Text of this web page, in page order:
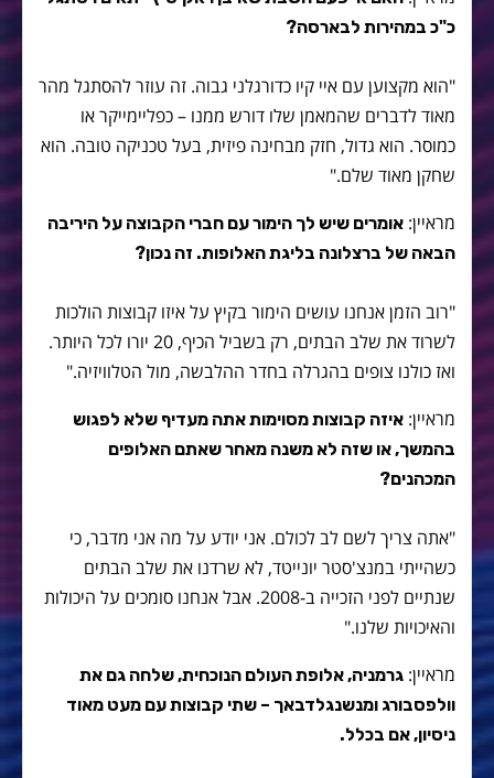
כ"כ במהירות לבארסה?
"הוא מקצוען עם איי קיו כדורגלני גבוה. זה עוזר להסתגל מהר
מאוד לדברים שהמאמן שלו דורש ממנו – כפליימייקר או
כמוסר. הוא גדול, חזק מבחינה פיזית, בעל טכניקה טובה. הוא
שחקן מאוד שלם."
מראיין: אומרים שיש לך הימור עם חברי הקבוצה על היריבה
הבאה של ברצלונה בליגת האלופות. זה נכון?
"רוב הזמן אנחנו עושים הימור בקיץ על איזו קבוצות הולכות
לשרוד את שלב הבתים, רק בשביל הכיף, 20 יורו לכל היותר.
ואז כולנו צופים בהגרלה בחדר ההלבשה, מול הטלוויזיה."
מראיין: איזה קבוצות מסוימות אתה מעדיף שלא לפגוש
בהמשך, או שזה לא משנה מאחר שאתם האלופים
המכהנים?
"אתה צריך לשם לב לכולם. אני יודע על מה אני מדבר, כי
כשהייתי במנצ'סטר יונייטד, לא שרדנו את שלב הבתים
שנתיים לפני הזכייה ב-2008. אבל אנחנו סומכים על היכולות
והאיכויות שלנו."
מראיין: גרמניה, אלופת העולם הנוכחית, שלחה גם את
וולפסבורג ומנשנגלדבאך – שתי קבוצות עם מעט מאוד
ניסיון, אם בכלל.